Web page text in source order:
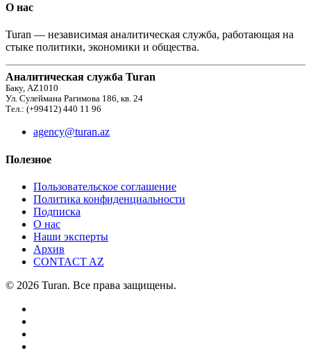
О нас
Turan — независимая аналитическая служба, работающая на
стыке политики, экономики и общества.
Аналитическая служба Turan
Баку, AZ1010
Ул. Сулеймана Рагимова 186, кв. 24
Тел.: (+99412) 440 11 96
agency@turan.az
Полезное
Пользовательское соглашение
Политика конфиденциальности
Подписка
О нас
Наши эксперты
Архив
CONTACT AZ
© 2026 Turan. Все права защищены.